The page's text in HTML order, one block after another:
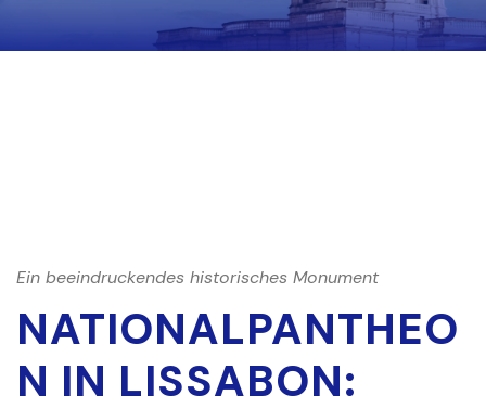
Ein beeindruckendes historisches Monument
NATIONALPANTHEO
N IN LISSABON: